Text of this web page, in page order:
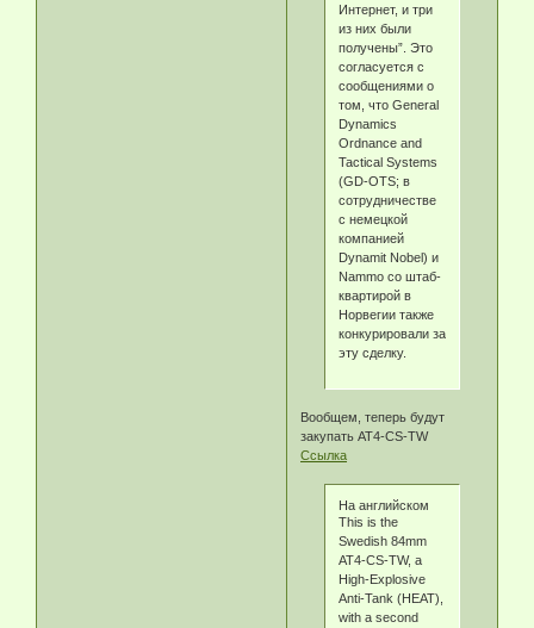
Интернет, и три
из них были
получены”. Это
согласуется с
сообщениями о
том, что General
Dynamics
Ordnance and
Tactical Systems
(GD-OTS; в
сотрудничестве
с немецкой
компанией
Dynamit Nobel) и
Nammo со штаб-
квартирой в
Норвегии также
конкурировали за
эту сделку.
Вообщем, теперь будут
закупать AT4-CS-TW
Ссылка
На английском
This is the
Swedish 84mm
AT4-CS-TW, a
High-Explosive
Anti-Tank (HEAT),
with a second